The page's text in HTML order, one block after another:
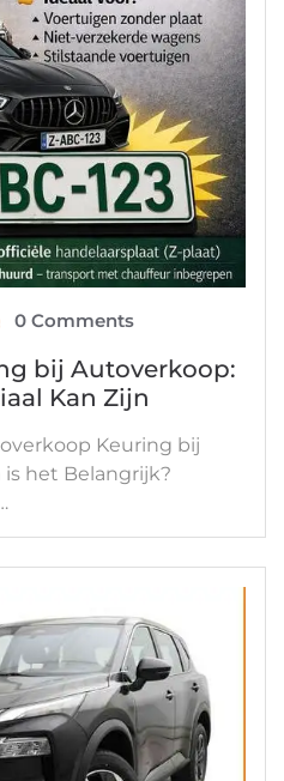
0 Comments
bij Autoverkoop:
Kan Zijn
Keuring bij
het Belangrijk?